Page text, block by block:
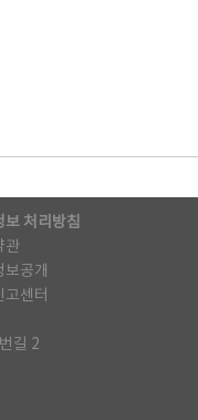
보 처리방침
관
보공개
고센터
길 2